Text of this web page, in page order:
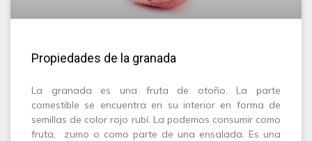
Propiedades de la granada
La granada es una fruta de otoño. La parte
comestible se encuentra en su interior en forma de
semillas de color rojo rubí. La podemos consumir como
fruta, zumo o como parte de una ensalada. Es una